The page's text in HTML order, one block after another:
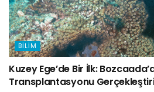
BILIM
Kuzey Ege’de Bir İlk:
Transplantasyonu